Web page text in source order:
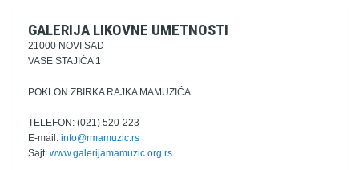
GALERIJA LIKOVNE UMETNOSTI
21000 NOVI SAD
VASE STAJIĆA 1
POKLON ZBIRKA RAJKA MAMUZIĆA
TELEFON: (021) 520-223
E-mail: info@rmamuzic.rs
Sajt: www.galerijamamuzic.org.rs